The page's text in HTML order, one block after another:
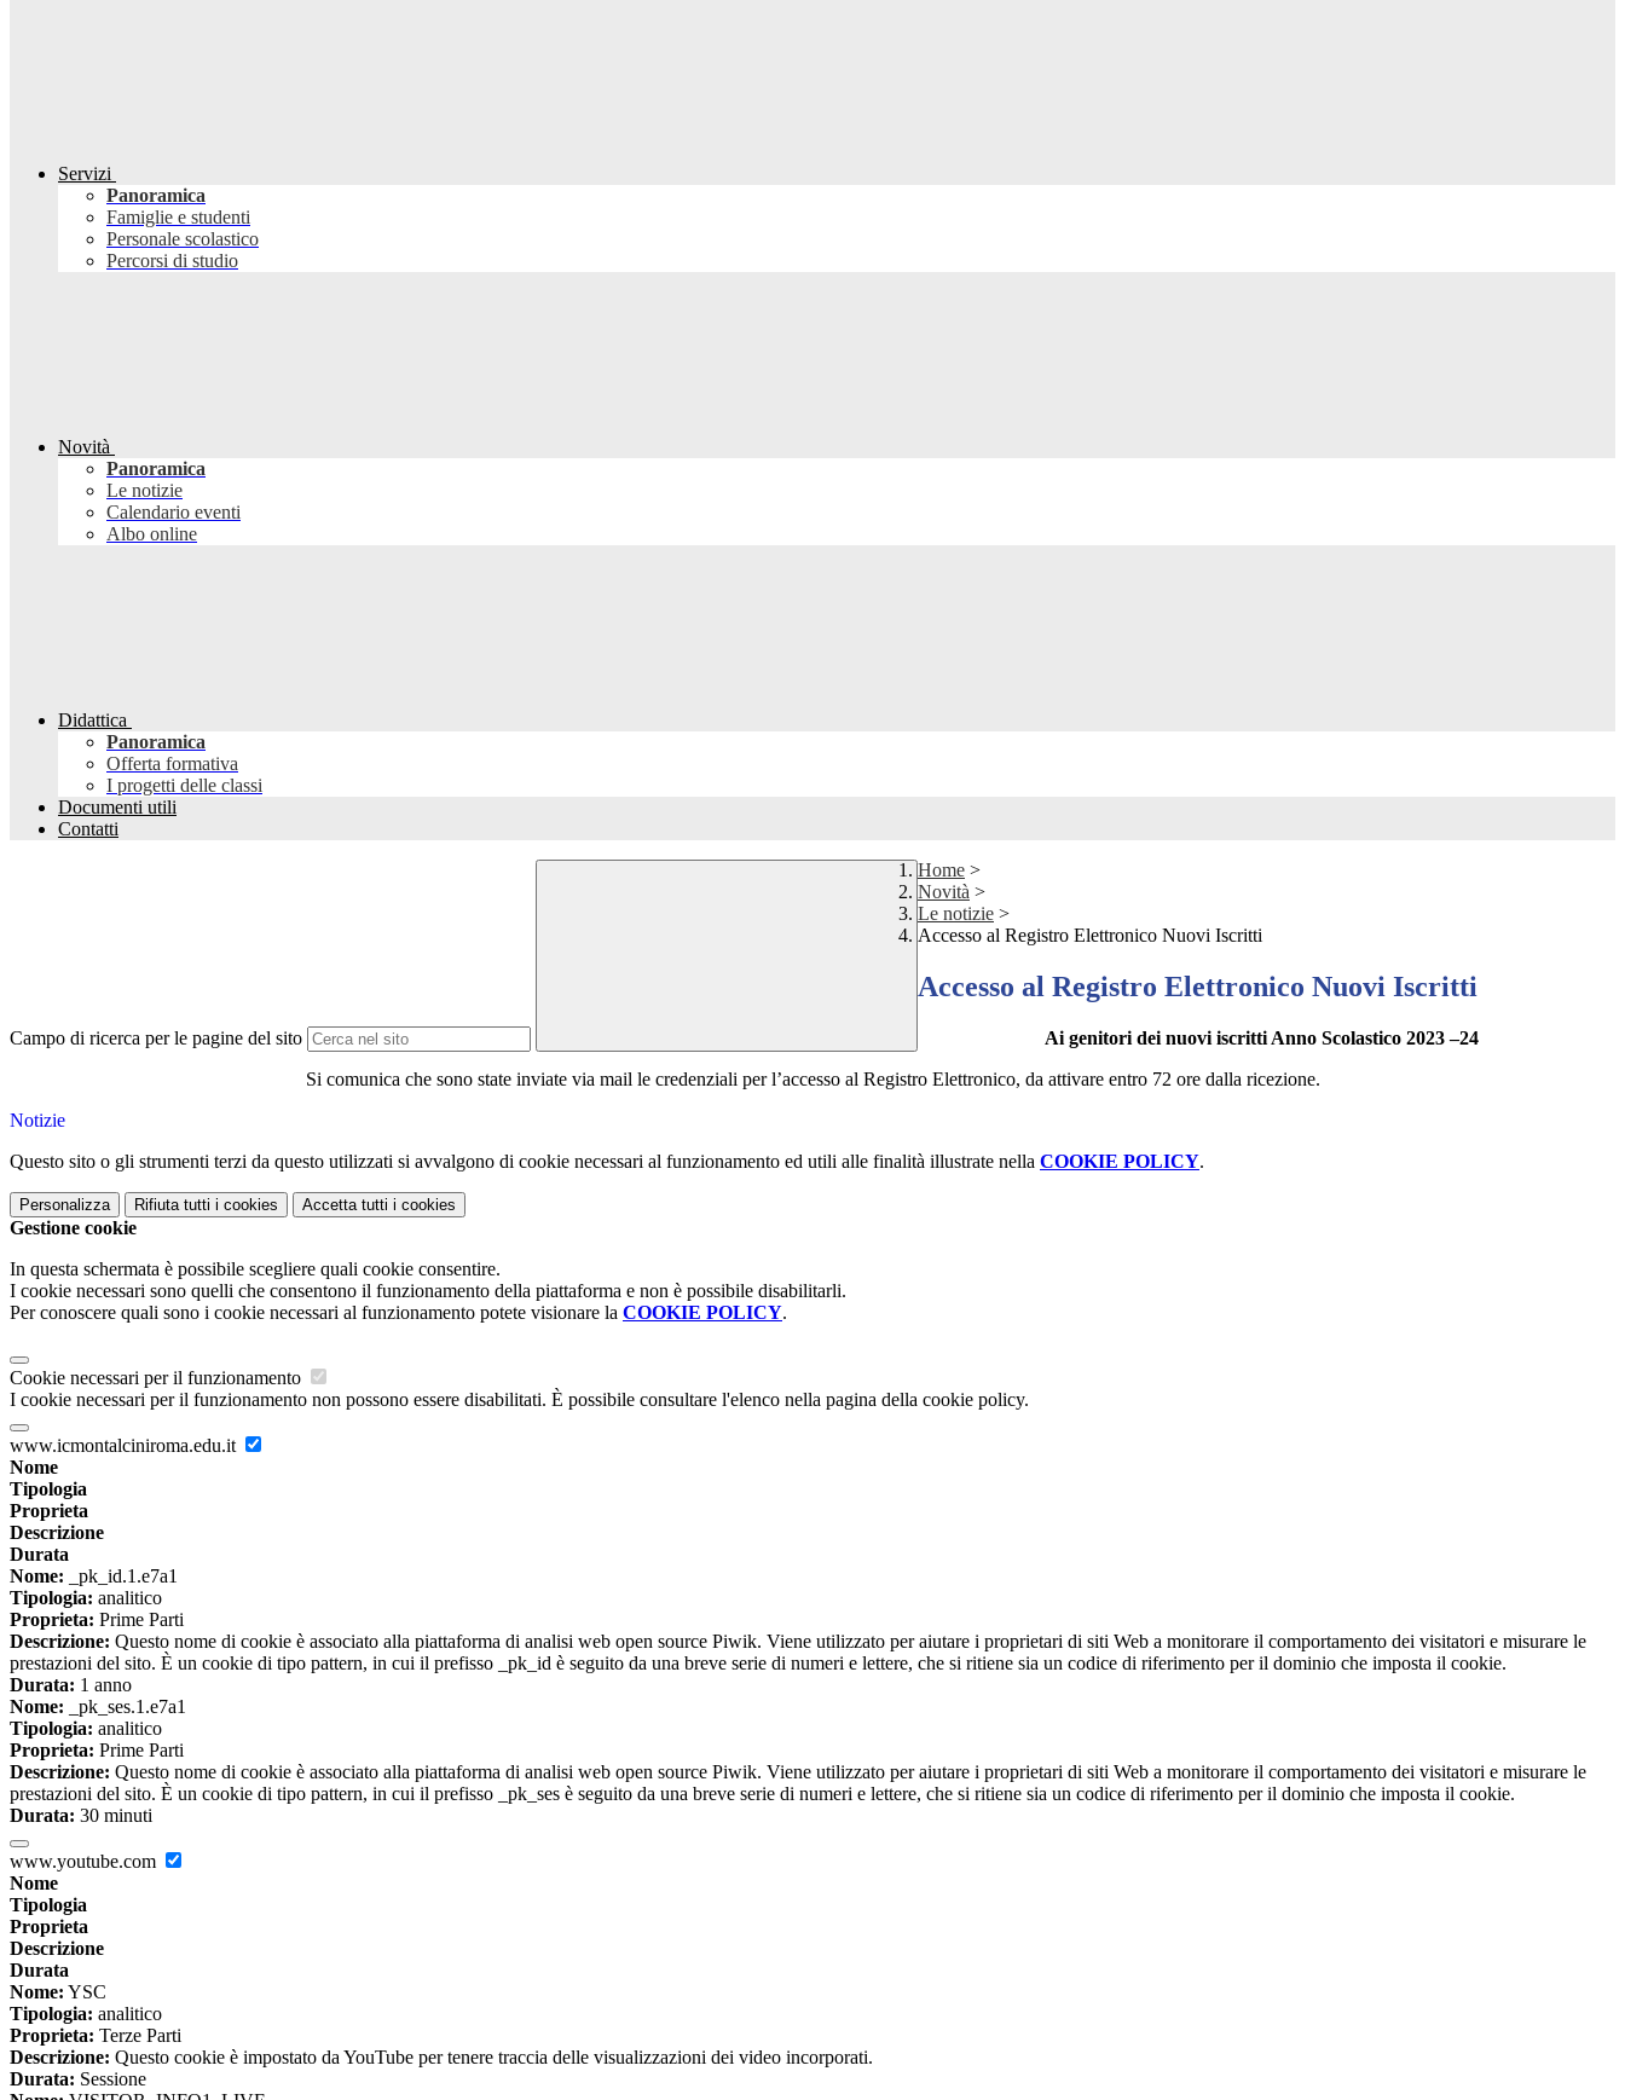
Servizi
Panoramica
Famiglie e studenti
Personale scolastico
Percorsi di studio
Novità
Panoramica
Le notizie
Calendario eventi
Albo online
Didattica
Panoramica
Offerta formativa
I progetti delle classi
Documenti utili
Contatti
Campo di ricerca per le pagine del sito
Home >
Novità >
Le notizie >
Accesso al Registro Elettronico Nuovi Iscritti
Accesso al Registro Elettronico Nuovi Iscritti
Ai genitori dei nuovi iscritti Anno Scolastico 2023 –24
Si comunica che sono state inviate via mail le credenziali per l’accesso al Registro Elettronico, da attivare entro 72 ore dalla ricezione.
Notizie
Questo sito o gli strumenti terzi da questo utilizzati si avvalgono di cookie necessari al funzionamento ed utili alle finalità illustrate nella COOKIE POLICY.
Personalizza Rifiuta tutti i cookies Accetta tutti i cookies
Gestione cookie
In questa schermata è possibile scegliere quali cookie consentire.
I cookie necessari sono quelli che consentono il funzionamento della piattaforma e non è possibile disabilitarli.
Per conoscere quali sono i cookie necessari al funzionamento potete visionare la COOKIE POLICY.
Cookie necessari per il funzionamento
I cookie necessari per il funzionamento non possono essere disabilitati. È possibile consultare l'elenco nella pagina della cookie policy.
www.icmontalciniroma.edu.it
Nome
Tipologia
Proprieta
Descrizione
Durata
Nome: _pk_id.1.e7a1
Tipologia: analitico
Proprieta: Prime Parti
Descrizione: Questo nome di cookie è associato alla piattaforma di analisi web open source Piwik. Viene utilizzato per aiutare i proprietari di siti Web a monitorare il comportamento dei visitatori e misurare le
prestazioni del sito. È un cookie di tipo pattern, in cui il prefisso _pk_id è seguito da una breve serie di numeri e lettere, che si ritiene sia un codice di riferimento per il dominio che imposta il cookie.
Durata: 1 anno
Nome: _pk_ses.1.e7a1
Tipologia: analitico
Proprieta: Prime Parti
Descrizione: Questo nome di cookie è associato alla piattaforma di analisi web open source Piwik. Viene utilizzato per aiutare i proprietari di siti Web a monitorare il comportamento dei visitatori e misurare le
prestazioni del sito. È un cookie di tipo pattern, in cui il prefisso _pk_ses è seguito da una breve serie di numeri e lettere, che si ritiene sia un codice di riferimento per il dominio che imposta il cookie.
Durata: 30 minuti
www.youtube.com
Nome
Tipologia
Proprieta
Descrizione
Durata
Nome: YSC
Tipologia: analitico
Proprieta: Terze Parti
Descrizione: Questo cookie è impostato da YouTube per tenere traccia delle visualizzazioni dei video incorporati.
Durata: Sessione